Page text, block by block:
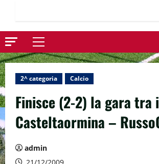
Menu
principale
2^ categoria Calcio
Finisce (2-2) la gara tra
Casteltaormina –
admin